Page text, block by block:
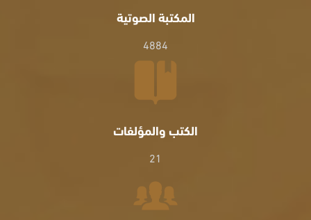
المكتبة الصوتية
4884
الكتب والمؤلفات
21